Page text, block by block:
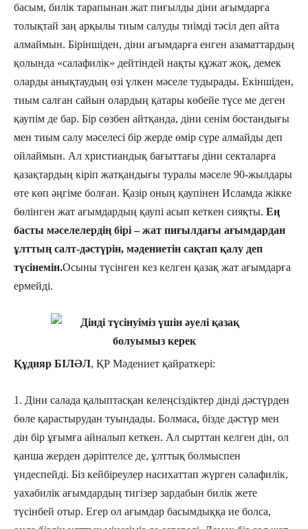
басым, билік тарапынан жат пиғылды діни ағымдарға
толықтай заң арқылы тиым салуды тиімді тәсіл деп айта
алмаймын. Біріншіден, діни ағымдарға енген азаматтардың
қолында «салафилік» дейтіндей нақты құжат жоқ, демек
оларды анықтаудың өзі үлкен мәселе тудырады. Екіншіден,
тиым салған сайын олардың қатары көбейе түсе ме деген
қаупім де бар. Бір сөзбен айтқанда, діни сенім бостандығы
мен тиым салу мәселесі бір жерде өмір сүре алмайды деп
ойлаймын. Ал христиандық бағыттағы діни секталарға
қазақтардың кіріп жатқандығы туралы мәселе 90-жылдары
өте көп әңгіме болған. Қазір оның қаупінен Исламда жікке
бөлінген жат ағымдардың қаупі асып кеткен сияқты. Ең
басты мәселелердің бірі – жат пиғылдағы ағымдардан
ұлттың салт-дәстүрін, мәдениетін сақтап қалу деп
түсінемін.Осыны түсінген кез келген қазақ жат ағымдарға
ермейді.
Құдияр БІЛӘЛ, ҚР Мәдениет қайраткері:
1. Діни салада қалыптасқан келеңсіздіктер дінді дәстүрден
бөле қарастырудан туындады. Болмаса, бізде дәстүр мен
дін бір ұғымға айналып кеткен. Ал сырттан келген дін, ол
қанша жерден дәріптелсе де, ұлттық болмыспен
үндеспейді. Біз кейбіреулер насиxаттап жүрген сәлафилік,
уаxабилік ағымдардың тигізер зардабын билік жете
түсінбей отыр. Егер ол ағымдар басымдыққа ие болса,